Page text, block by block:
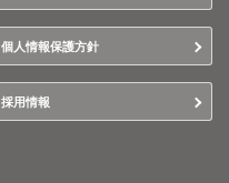
個人情報保護方針
採用情報